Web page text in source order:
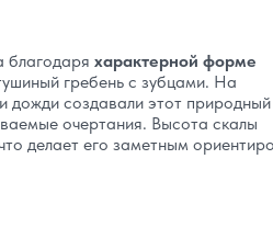
благодаря характерной форме
гребень с зубцами. На
дожди создавали этот природный
очертания. Высота скалы
делает его заметным